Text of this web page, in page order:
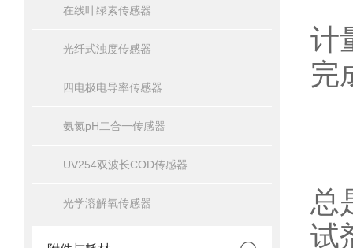
在线叶绿素传感器
光纤式浊度传感器
四电极电导率传感器
氨氮pH二合一传感器
UV254双波长COD传感器
光学溶解氧传感器
计
完
总
试